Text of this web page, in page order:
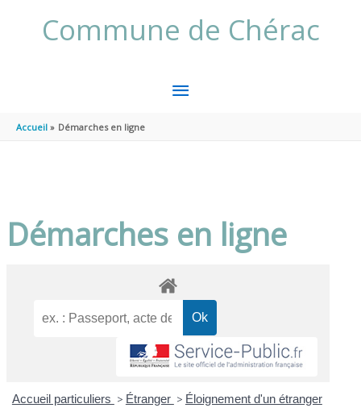
Commune de Chérac
MENU
Accueil Démarches en ligne
Démarches en ligne
Accueil particuliers > Étranger > Éloignement d'un étranger